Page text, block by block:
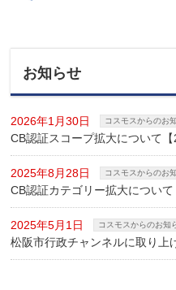
お知らせ
2026年1月30日 コスモスからのお
CB認証スコープ拡大について【
2025年8月28日 コスモスからのお
CB認証カテゴリー拡大について
2025年5月1日 コスモスからのお知
松阪市行政チャンネルに取り上